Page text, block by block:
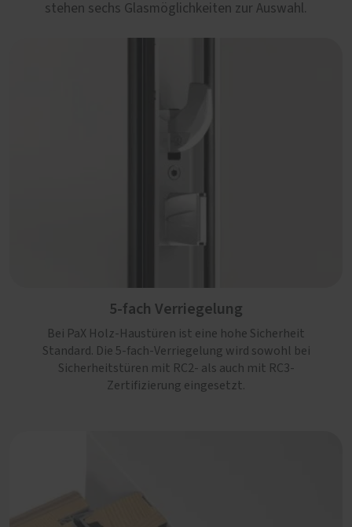
stehen sechs Glasmöglichkeiten zur Auswahl.
5-fach Verriegelung
Bei PaX Holz-Haustüren ist eine hohe Sicherheit
Standard. Die 5-fach-Verriegelung wird sowohl bei
Sicherheitstüren mit RC2- als auch mit RC3-
Zertifizierung eingesetzt.